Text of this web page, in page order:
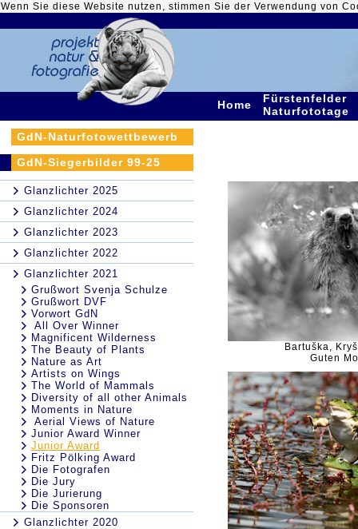
Wenn Sie diese Website nutzen, stimmen Sie der Verwendung von
Home
Fürstenfelder
Naturfototage
GdN-Naturfotowettbewerb
GdN-Siegerbilder 99-25
Glanzlichter 2025
Glanzlichter 2024
Glanzlichter 2023
Glanzlichter 2022
Glanzlichter 2021
Grußwort Svenja Schulze
Grußwort DVF
Vorwort GdN
All Over Winner
Magnificent Wilderness
The Beauty of Plants
Nature as Art
Artists on Wings
The World of Mammals
Diversity of all other Animals
Moments in Nature
Aerial Views of Nature
Junior Award Winner
Junior Award
Fritz Pölking Award
Die Fotografen
Die Jury
Die Jurierung
Die Sponsoren
Glanzlichter 2020
Bartuška,
Guten